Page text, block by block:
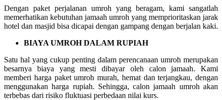
Dengan paket perjalanan umroh yang beragam, kami sangatlah
memerhatikan kebutuhan jamaah umroh yang memprioritaskan jarak
hotel dan masjid bisa dicapai dengan gampang dengan berjalan kaki.
BIAYA UMROH DALAM RUPIAH
Satu hal yang cukup penting dalam perencanaan umroh merupakan
besarnya biaya yang mesti dibayar oleh calon jamaah. Kami
memberi harga paket umroh murah, hemat dan terjangkau, dengan
menggunakan harga rupiah. Sehingga, calon jamaah umroh akan
terbebas dari risiko fluktuasi perbedaan nilai kurs.